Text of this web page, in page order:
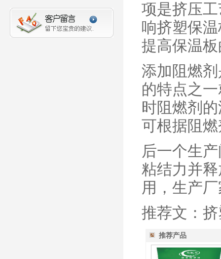
项是挤压
响挤塑保
提高保温
添加阻燃
的特点之
时阻燃剂
可根据阻
后一个生
粘结力并
用，生产
推荐文：
推荐产品